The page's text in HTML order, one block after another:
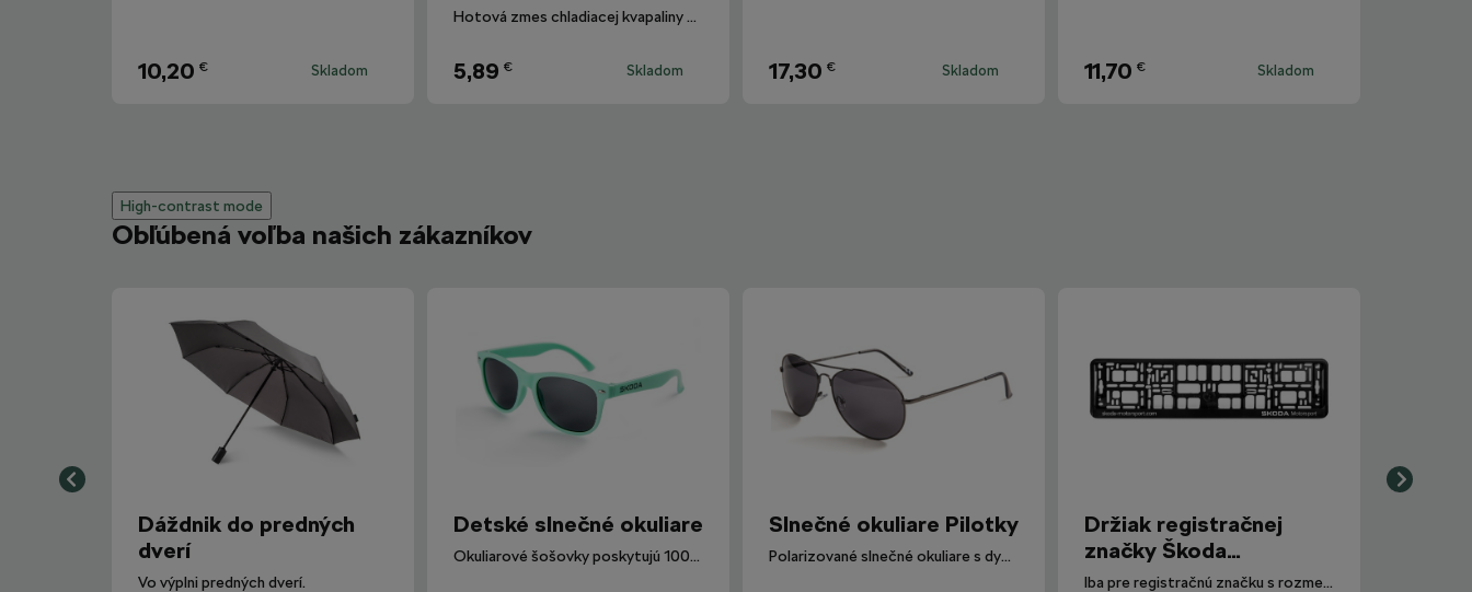
10,20 € Skladom
Hotová zmes chladiacej kvapaliny G12evo pre všetky vozidlá Škoda.
5,89 € Skladom 17,30 € Skladom 11,70 € Skladom
High-contrast mode
Obľúbená voľba našich zákazníkov
Dáždnik do predných
dverí
Vo výplni predných dverí.
Detské slnečné okuliare
Okuliarové šošovky poskytujú 100% ochranu proti UV žiareniu.
Slnečné okuliare Pilotky
Polarizované slnečné okuliare s dymovými sklami.
Držiak registračnej
značky Škoda
Motorsport
Iba pre registračnú značku s rozmermi 520 mm x 110 mm.